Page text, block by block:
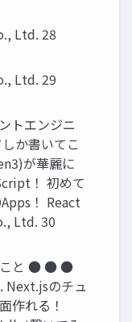
Ltd. 28
Ltd. 29
トエンジニ
か書いてこ
が華麗に
！ 初めて
！ React
Ltd. 30
こと ● ● ●
のチュ
作れる！